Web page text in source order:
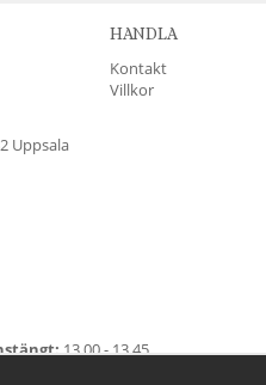
Uppsala
13.00 - 13.45
HANDLA
Kontakt
Villkor